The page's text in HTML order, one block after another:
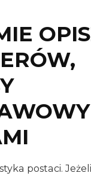
postaci.